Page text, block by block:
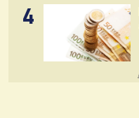
4